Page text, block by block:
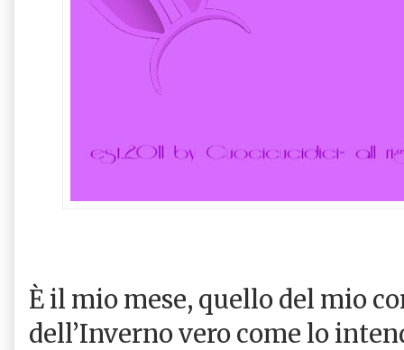
È il mio mese, quello del mio
dell’Inverno vero come lo